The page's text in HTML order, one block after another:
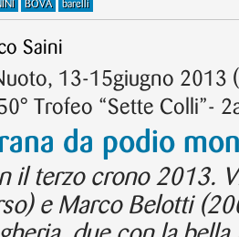
BOVA barelli
Saini
13-15giugno 2013
Trofeo “Sette Colli”-
da podio
il terzo crono 2013.
e Marco Belotti